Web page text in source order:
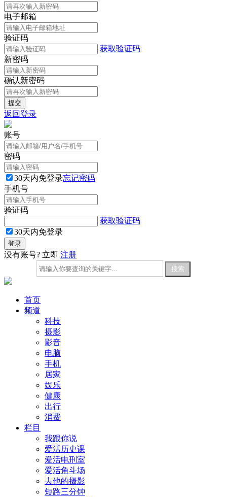
电子邮箱
验证码
获取验证码
新密码
确认新密码
返回登录
账号
密码
30天内免登录忘记密码
手机号
验证码
获取验证码
30天内免登录
没有账号? 立即 注册
首页
频道
科技
摄影
影音
电脑
手机
居家
娱乐
健康
出行
消费
栏目
我跟你说
爱活历史课
爱活电刑室
爱活角斗场
去他的摄影
短路三分钟